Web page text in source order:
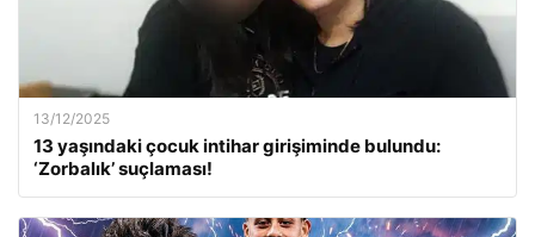
13/12/2025
13 yaşındaki çocuk intihar girişiminde bulundu:
‘Zorbalık’ suçlaması!